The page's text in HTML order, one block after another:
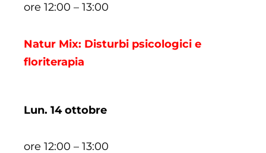
ore 12:00 – 13:00
Natur Mix: Disturbi psicologici e
floriterapia
Lun. 14 ottobre
ore 12:00 – 13:00